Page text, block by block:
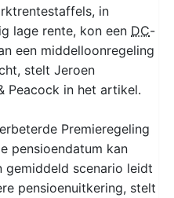
in
lage rente, kon een DC-
een middelloonregeling
stelt Jeroen
Peacock in het artikel.
Premieregeling
pensioendatum kan
gemiddeld scenario leidt
pensioenuitkering, stelt